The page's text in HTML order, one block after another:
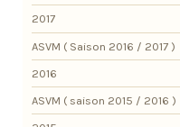
2017
ASVM ( Saison 2016 / 2017 )
2016
ASVM ( saison 2015 / 2016 )